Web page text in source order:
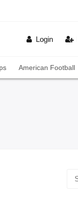
Login
American Football